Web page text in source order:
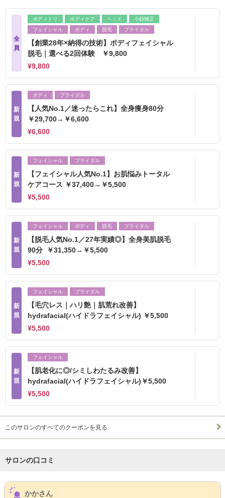
全
員
ボディトリ ボディケア ヘッド
小顔矯正
フェイシャル
ボディ 脱毛 ブライダル
【創業28年×納得の技術】ボディフェイシャル
脱毛｜選べる2回体験 ￥9,800
¥9,800
新
規
ボディ ブライダル
【人気No.1／迷ったらこれ】全身痩身80分
￥29,700→￥6,600
¥6,600
新
規
フェイシャル ブライダル
【フェイシャル人気No.1】お肌悩みトータル
ケアコース ￥37,400→￥5,500
¥5,500
新
規
フェイシャル ボディ 脱毛 ブライダル
【脱毛人気No.1／27年実績◎】全身美肌脱毛
90分 ￥31,350→￥5,500
¥5,500
新
規
フェイシャル ブライダル
【毛穴レス｜ハリ艶｜肌荒れ改善】
hydrafacial(ハイドラフェイシャル) ￥5,500
¥5,500
新
規
フェイシャル
【肌老化に◎/シミしわたるみ改善】
hydrafacial(ハイドラフェイシャル)￥5,500
¥5,500
このサロンのすべてのクーポンを見る
サロンの口コミ
サロンPick Up
かかさん